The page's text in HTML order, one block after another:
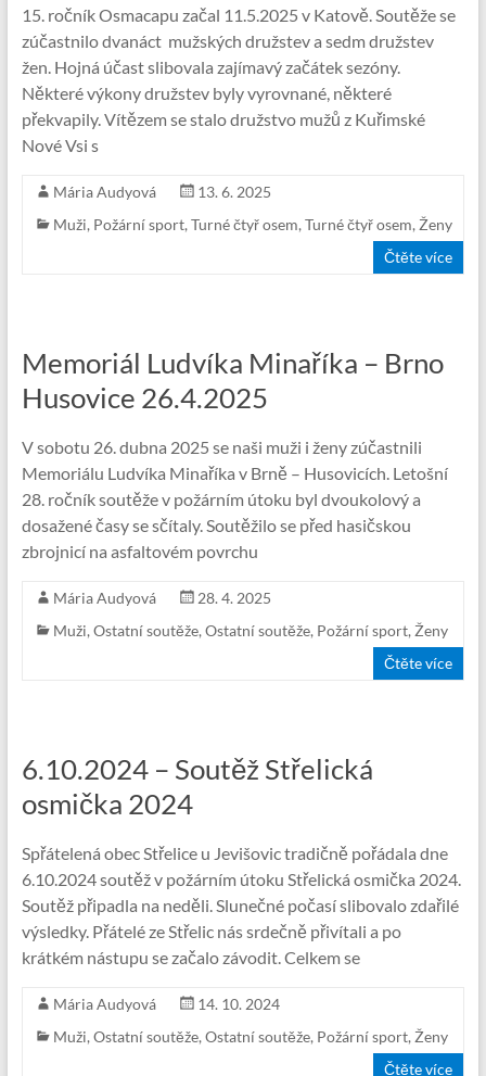
15. ročník Osmacapu začal 11.5.2025 v Katově. Soutěže se
zúčastnilo dvanáct mužských družstev a sedm družstev
žen. Hojná účast slibovala zajímavý začátek sezóny.
Některé výkony družstev byly vyrovnané, některé
překvapily. Vítězem se stalo družstvo mužů z Kuřimské
Nové Vsi s
Mária Audyová
13. 6. 2025
Muži, Požární sport, Turné čtyř osem, Turné čtyř osem, Ženy
Čtěte více
Memoriál Ludvíka Minaříka – Brno
Husovice 26.4.2025
V sobotu 26. dubna 2025 se naši muži i ženy zúčastnili
Memoriálu Ludvíka Minaříka v Brně – Husovicích. Letošní
28. ročník soutěže v požárním útoku byl dvoukolový a
dosažené časy se sčítaly. Soutěžilo se před hasičskou
zbrojnicí na asfaltovém povrchu
Mária Audyová
28. 4. 2025
Muži, Ostatní soutěže, Ostatní soutěže, Požární sport, Ženy
Čtěte více
6.10.2024 – Soutěž Střelická
osmička 2024
Spřátelená obec Střelice u Jevišovic tradičně pořádala dne
6.10.2024 soutěž v požárním útoku Střelická osmička 2024.
Soutěž připadla na neděli. Slunečné počasí slibovalo zdařilé
výsledky. Přátelé ze Střelic nás srdečně přivítali a po
krátkém nástupu se začalo závodit. Celkem se
Mária Audyová
14. 10. 2024
Muži, Ostatní soutěže, Ostatní soutěže, Požární sport, Ženy
Čtěte více